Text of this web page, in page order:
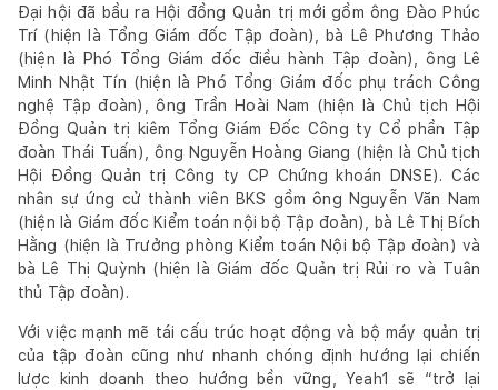
Đại hội đã bầu ra Hội đồng Quản trị mới gồm ông Đào Phúc
Trí (hiện là Tổng Giám đốc Tập đoàn), bà Lê Phương Thảo
(hiện là Phó Tổng Giám đốc điều hành Tập đoàn), ông Lê
Minh Nhật Tín (hiện là Phó Tổng Giám đốc phụ trách Công
nghệ Tập đoàn), ông Trần Hoài Nam (hiện là Chủ tịch Hội
Đồng Quản trị kiêm Tổng Giám Đốc Công ty Cổ phần Tập
đoàn Thái Tuấn), ông Nguyễn Hoàng Giang (hiện là Chủ tịch
Hội Đồng Quản trị Công ty CP Chứng khoán DNSE). Các
nhân sự ứng cử thành viên BKS gồm ông Nguyễn Văn Nam
(hiện là Giám đốc Kiểm toán nội bộ Tập đoàn), bà Lê Thị Bích
Hằng (hiện là Trưởng phòng Kiểm toán Nội bộ Tập đoàn) và
bà Lê Thị Quỳnh (hiện là Giám đốc Quản trị Rủi ro và Tuân
thủ Tập đoàn).
Với việc mạnh mẽ tái cấu trúc hoạt động và bộ máy quản trị
của tập đoàn cũng như nhanh chóng định hướng lại chiến
lược kinh doanh theo hướng bền vững, Yeah1 sẽ “trở lại